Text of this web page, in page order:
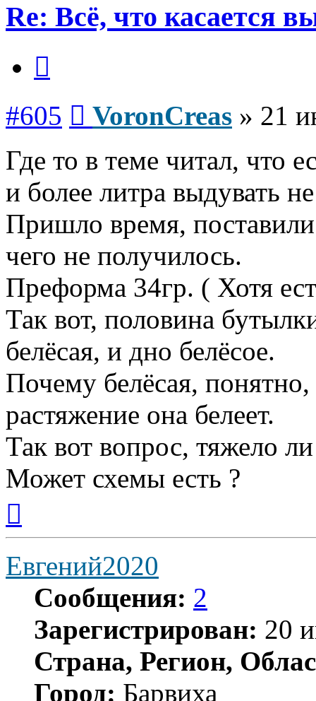
Re: Всё, что касается
#605 VoronCreas » 21
Где то в теме читал, что
и более литра выдувать
Пришло время,
чего не получилось.
Преформа 34гр. ( Хотя
Так вот, половина
белёсая, и дно белёсое.
Почему белёсая,
растяжение она белеет.
Так вот вопрос, тяжело
Может схемы есть ?
началу
Евгений2020
Сообщения: 2
Зарегистрирован: 20
Страна, Регион,
Город: Барвиха